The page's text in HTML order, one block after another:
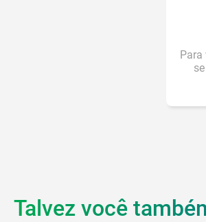
Para
Talvez você